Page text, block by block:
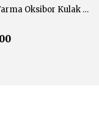
Abfen Farma Oksibor Kulak Damlası 30 ml